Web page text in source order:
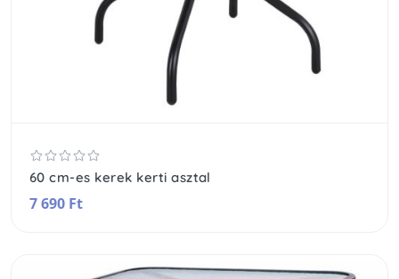
60 cm-es kerek kerti asztal
7 690 Ft